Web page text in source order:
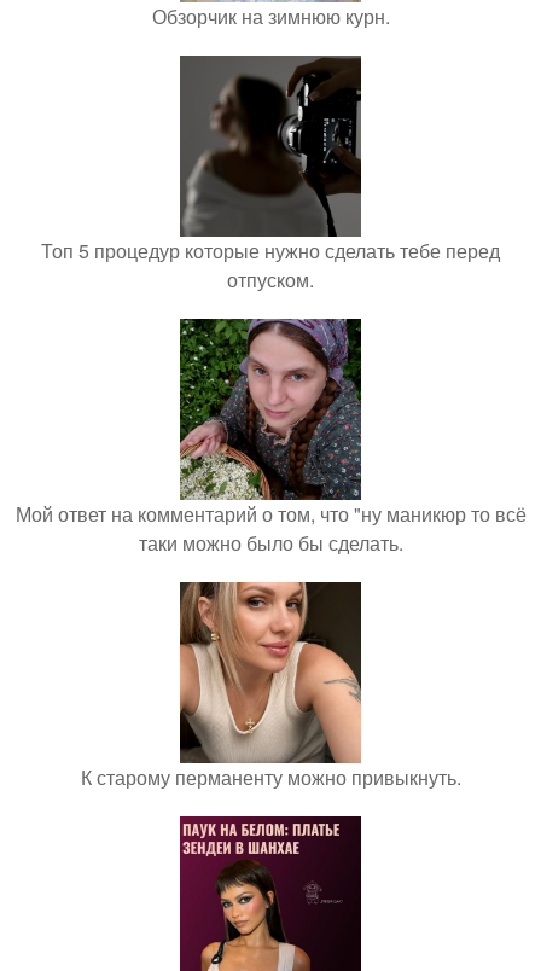
Обзорчик на зимнюю курн.
Топ 5 процедур которые нужно сделать тебе перед
отпуском.
Мой ответ на комментарий о том, что "ну маникюр то всё
таки можно было бы сделать.
К старому перманенту можно привыкнуть.